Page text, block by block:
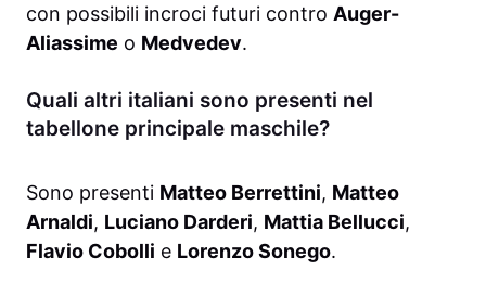
con possibili incroci futuri contro Auger-
Aliassime o Medvedev.
Quali altri italiani sono presenti nel
tabellone principale maschile?
Sono presenti Matteo Berrettini, Matteo
Arnaldi, Luciano Darderi, Mattia Bellucci,
Flavio Cobolli e Lorenzo Sonego.